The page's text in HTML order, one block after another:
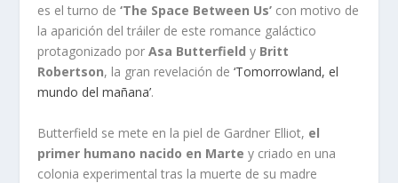
es el turno de‘The Space Between Us’ con motivo de
la aparición del tráiler de este romance galáctico
protagonizado porAsa Butterfield y Britt
Robertson, la gran revelación de‘Tomorrowland, el
mundo del mañana’.
Butterfield se mete en la piel de Gardner Elliot, el
primer humano nacido en Marte y criado en una
colonia experimental tras la muerte de su madre